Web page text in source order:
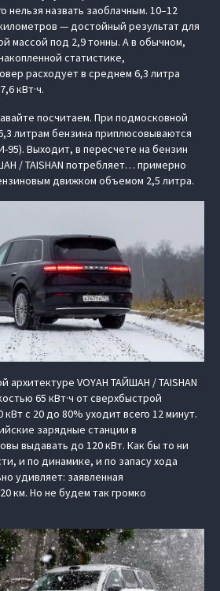
нельзя назвать заоблачным. 10–12
— достойный результат для
массой под 2,9 тонны. А в обычном,
статистике,
расходует в среднем 6,3 литра
кВт·ч.
посчитаем. При подмосковной
литрам бензина приплюсовываются
95). Выходит, в пересчете на бензин
/ TAISHAN потребляет… примерно
движком объемом 2,5 литра.
архитектуре VOYAH ТАЙШАН / TAISHAN
65 кВт·ч от сверхбыстрой
с 20 до 80% уходит всего 12 минут.
зарядные станции в
выдавать до 120 кВт. Как бы то ни
и по динамике, и по запасу хода
удивляет: заявленная
км. Но не будем так громко